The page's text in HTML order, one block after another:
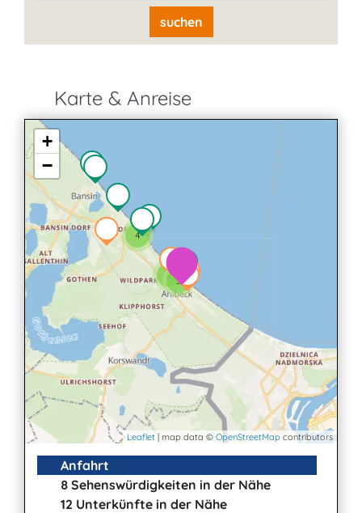
suchen
Karte & Anreise
2 3
4
+
−
Leaflet | map data © OpenStreetMap contributors
Anfahrt
8 Sehenswürdigkeiten in der Nähe
12 Unterkünfte in der Nähe